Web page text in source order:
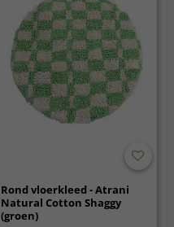
Rond vloerkleed - Atrani
Natural Cotton Shaggy
(groen)